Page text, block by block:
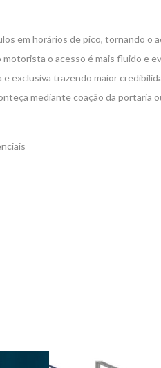
em horários de pico, tornando o
o acesso é mais fluido e
exclusiva trazendo maior
mediante coação da portaria